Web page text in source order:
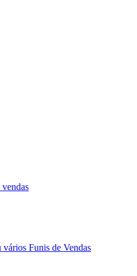
vendas
vários Funis de Vendas